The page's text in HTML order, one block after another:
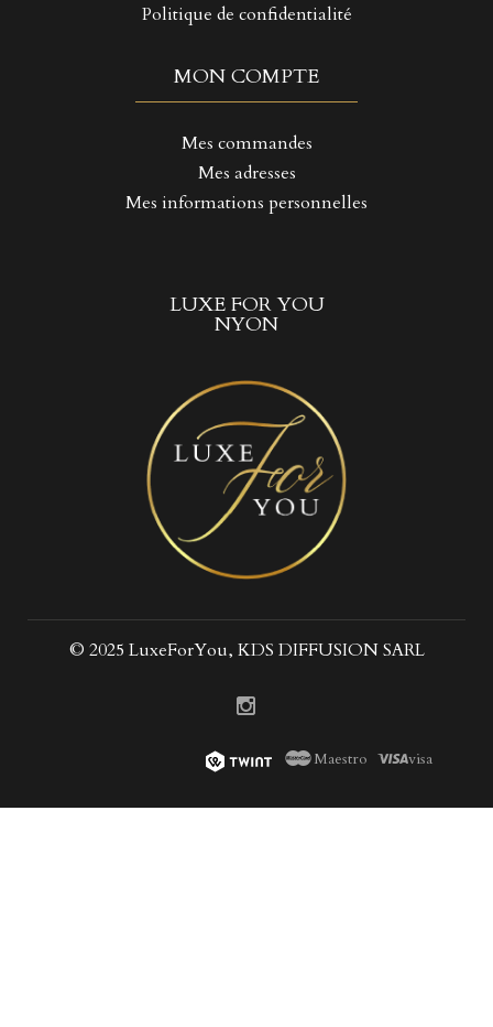
Politique de confidentialité
MON COMPTE
Mes commandes
Mes adresses
Mes informations personnelles
LUXE FOR YOU
NYON
© 2025 LuxeForYou, KDS DIFFUSION SARL
Maestro visa